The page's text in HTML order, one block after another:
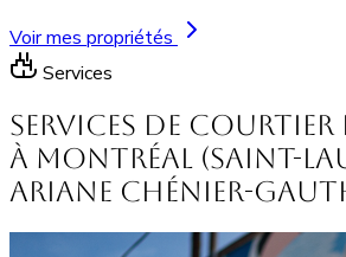
Voir mes propriétés
Services
Services de courtier
à Montréal (Saint-
Ariane Chénier-